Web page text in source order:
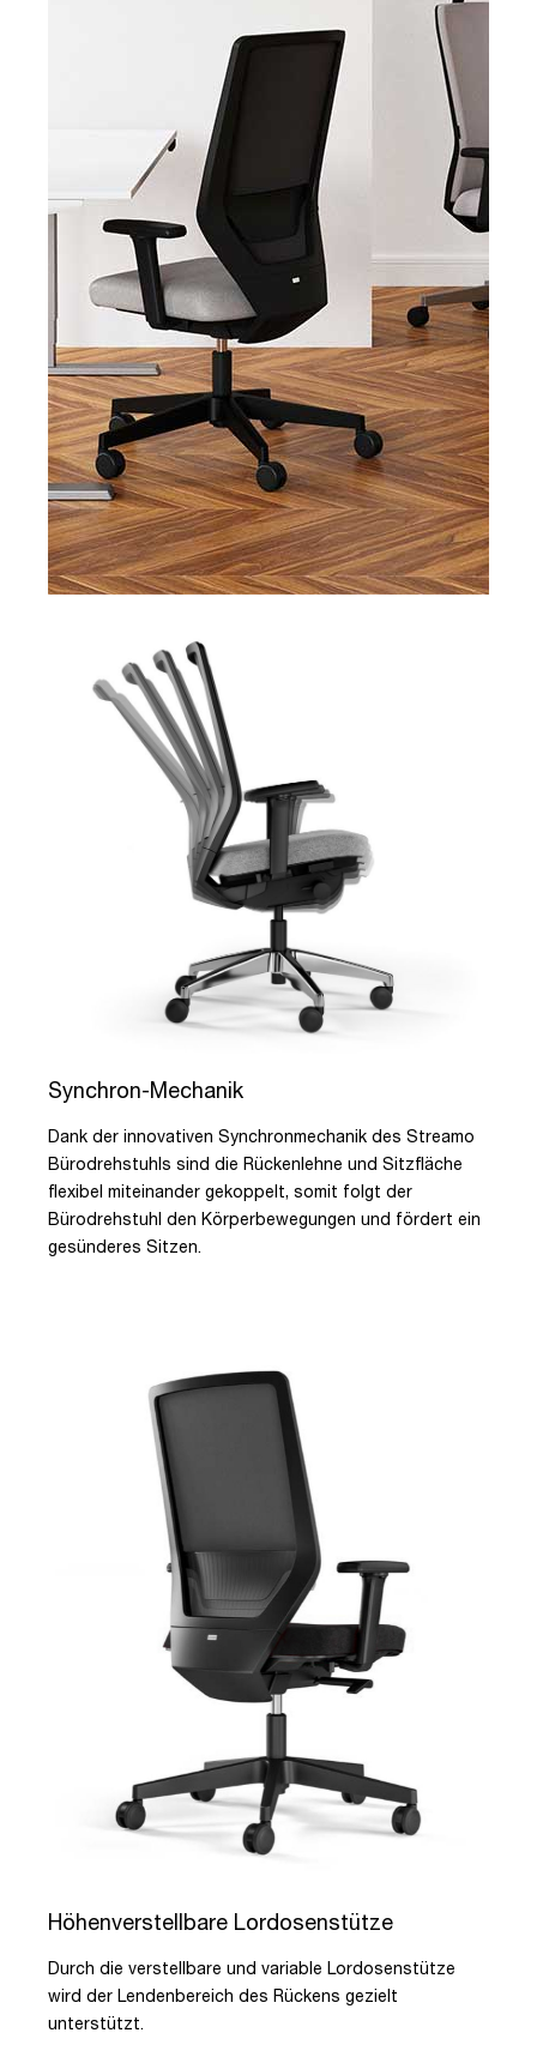
Synchron-Mechanik
Dank der innovativen Synchronmechanik des Streamo
Bürodrehstuhls sind die Rückenlehne und Sitzfläche
flexibel miteinander gekoppelt, somit folgt der
Bürodrehstuhl den Körperbewegungen und fördert ein
gesünderes Sitzen.
Höhenverstellbare Lordosenstütze
Durch die verstellbare und variable Lordosenstütze
wird der Lendenbereich des Rückens gezielt
unterstützt.